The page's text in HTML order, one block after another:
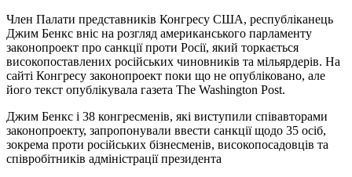
Член Палати представників Конгресу США, республіканець
Джим Бенкс вніс на розгляд американського парламенту
законопроект про санкції проти Росії, який торкається
високопоставлених російських чиновників та мільярдерів. На
сайті Конгресу законопроект поки що не опубліковано, але
його текст опублікувала газета The Washington Post.
Джим Бенкс і 38 конгресменів, які виступили співавторами
законопроекту, запропонували ввести санкції щодо 35 осіб,
зокрема проти російських бізнесменів, високопосадовців та
співробітників адміністрації президента